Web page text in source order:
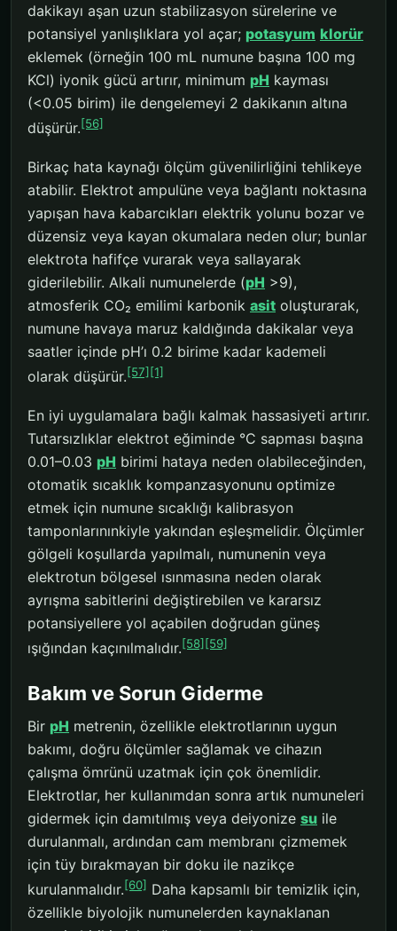
dakikayı aşan uzun stabilizasyon sürelerine ve
potansiyel yanlışlıklara yol açar; potasyum klorür
eklemek (örneğin 100 mL numune başına 100 mg
KCl) iyonik gücü artırır, minimum pH kayması
(<0.05 birim) ile dengelemeyi 2 dakikanın altına
düşürür.[56]
Birkaç hata kaynağı ölçüm güvenilirliğini tehlikeye
atabilir. Elektrot ampulüne veya bağlantı noktasına
yapışan hava kabarcıkları elektrik yolunu bozar ve
düzensiz veya kayan okumalara neden olur; bunlar
elektrota hafifçe vurarak veya sallayarak
giderilebilir. Alkali numunelerde (pH >9),
atmosferik CO₂ emilimi karbonik asit oluşturarak,
numune havaya maruz kaldığında dakikalar veya
saatler içinde pH’ı 0.2 birime kadar kademeli
olarak düşürür.[57] [1]
En iyi uygulamalara bağlı kalmak hassasiyeti artırır.
Tutarsızlıklar elektrot eğiminde °C sapması başına
0.01–0.03 pH birimi hataya neden olabileceğinden,
otomatik sıcaklık kompanzasyonunu optimize
etmek için numune sıcaklığı kalibrasyon
tamponlarınınkiyle yakından eşleşmelidir. Ölçümler
gölgeli koşullarda yapılmalı, numunenin veya
elektrotun bölgesel ısınmasına neden olarak
ayrışma sabitlerini değiştirebilen ve kararsız
potansiyellere yol açabilen doğrudan güneş
ışığından kaçınılmalıdır.[58] [59]
Bakım ve Sorun Giderme
Bir pH metrenin, özellikle elektrotlarının uygun
bakımı, doğru ölçümler sağlamak ve cihazın
çalışma ömrünü uzatmak için çok önemlidir.
Elektrotlar, her kullanımdan sonra artık numuneleri
gidermek için damıtılmış veya deiyonize su ile
durulanmalı, ardından cam membranı çizmemek
için tüy bırakmayan bir doku ile nazikçe
kurulanmalıdır.[60] Daha kapsamlı bir temizlik için,
özellikle biyolojik numunelerden kaynaklanan